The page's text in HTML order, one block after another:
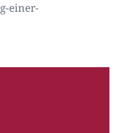
einer-